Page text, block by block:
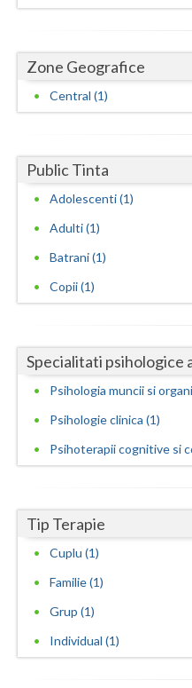
Gorj
Hunedoara
Ialomita
Ilfov
Maramures
Mehedinti
Mures
Olt
Prahova
Satu-Mare
Sibiu
Suceava
Teleorman
Timis
Tulcea
Zone Geografice
Central (1)
Public Tinta
Adolescenti (1)
Adulti (1)
Batrani (1)
Copii (1)
Specialitati psihologice
Psihologia muncii si
Psihologie clinica (1)
Psihoterapii cognitive si
Tip Terapie
Cuplu (1)
Familie (1)
Grup (1)
Individual (1)